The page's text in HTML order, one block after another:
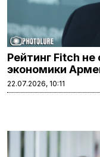
Рейтинг Fitch
экономики
22.07.2026, 10:11